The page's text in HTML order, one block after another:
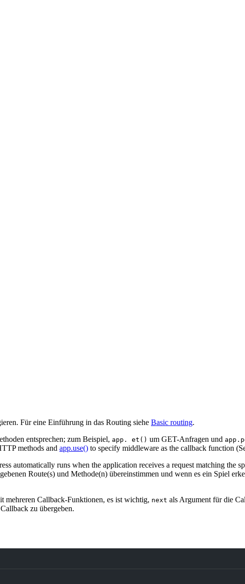
Für eine Einführung in das Routing siehe Basic routing.
entsprechen; zum Beispiel, app. et() um GET-Anfragen und
methods and app.use() to specify middleware as the callback function
automatically runs when the application receives a request matching the
Route(s) und Methode(n) übereinstimmen und wenn es ein Spiel
mehreren Callback-Funktionen, es ist wichtig, next als Argument für die
zu übergeben.